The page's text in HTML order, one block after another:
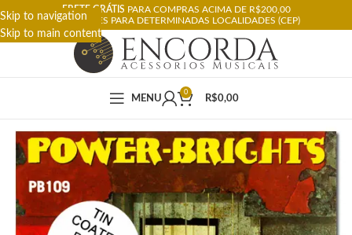
Skip to navigation
Skip to main content
FRETE GRÁTIS PARA COMPRAS ACIMA DE R$200,00
RESTRIÇÕES PARA DETERMINADAS LOCALIDADES (CEP)
MENU
0
R$0,00